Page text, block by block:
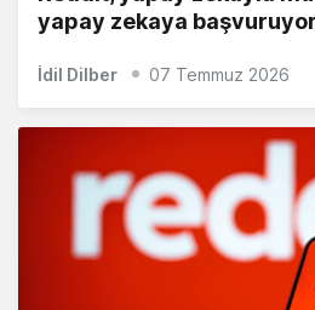
yapay zekaya başvuruyor
İdil Dilber 07 Temmuz 2026